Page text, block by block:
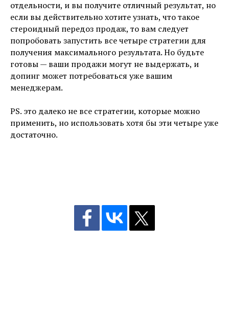
отдельности, и вы получите отличный результат, но
если вы действительно хотите узнать, что такое
стероидный передоз продаж, то вам следует
попробовать запустить все четыре стратегии для
получения максимального результата. Но будьте
готовы — ваши продажи могут не выдержать, и
допинг может потребоваться уже вашим
менеджерам.
PS. это далеко не все стратегии, которые можно
применить, но использовать хотя бы эти четыре уже
достаточно.